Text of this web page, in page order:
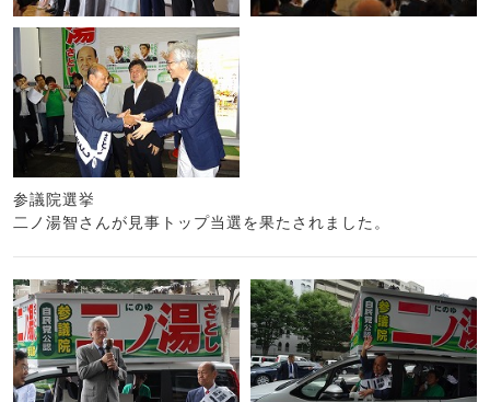
参議院選挙
二ノ湯智さんが見事トップ当選を果たされました。